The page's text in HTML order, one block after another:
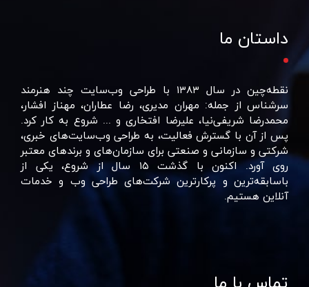
داستان ما
نقطه‌چین در سال ۱۳۸۳ با طراحی وب‌سایت چند هنرمند
سرشناس از جمله: مهران مدیری، رضا عطاران، مهناز افشار،
محمدرضا شریفی‌نیا، علیرضا افتخاری و ... شروع به کار کرد.
پس از آن با گسترش فعالیت، به طراحی وب‌سایت‌های خبری،
شرکتی و سازمانی و صنعتی برای سازمان‌های و برند‌های معتبر
روی آورد. اکنون با گذشت ۱۵ سال از شروع، یکی از
باسابقه‌ترین و پرکارترین شرکت‌های طراحی وب و خدمات
آنلاین هستیم.